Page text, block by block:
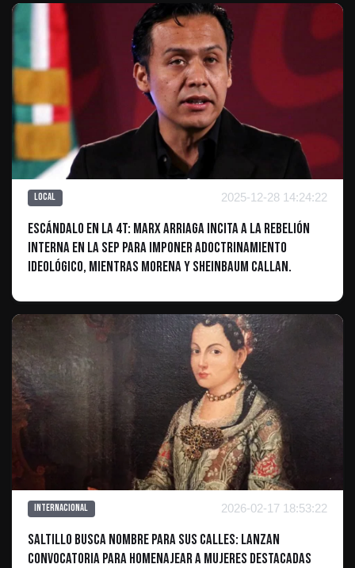
Local 2025-12-28 14:24:22
Escándalo en la 4T: Marx Arriaga incita a la rebelión
interna en la SEP para imponer adoctrinamiento
ideológico, mientras Morena y Sheinbaum callan.
Internacional 2026-02-17 18:53:22
Saltillo busca nombre para sus calles: Lanzan
convocatoria para homenajear a mujeres destacadas